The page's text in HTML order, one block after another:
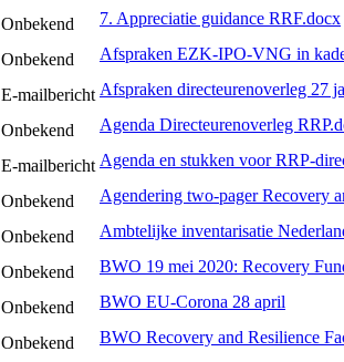
Onbekend 7. Appreciatie guidance RRF.docx
Onbekend Afspraken EZK-IPO-VNG in
E-mailbericht Afspraken directeurenoverleg 27
Onbekend Agenda Directeurenoverleg
E-mailbericht Agenda en stukken voor RRP-
Onbekend Agendering two-pager Recovery
Onbekend Ambtelijke inventarisatie
Onbekend BWO 19 mei 2020: Recovery
Onbekend BWO EU-Corona 28 april
Onbekend BWO Recovery and Resilience